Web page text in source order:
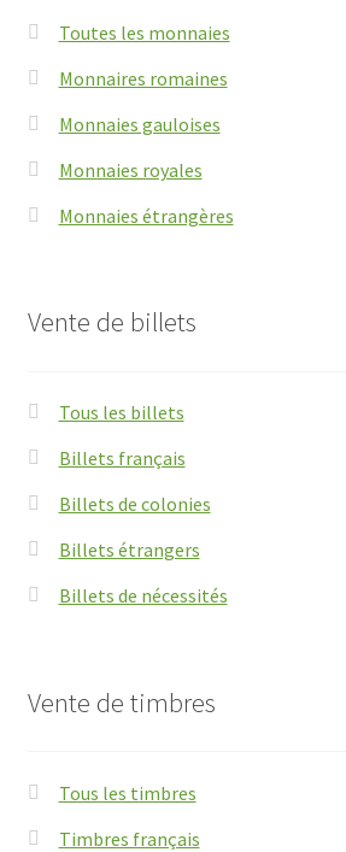
Toutes les monnaies
Monnaires romaines
Monnaies gauloises
Monnaies royales
Monnaies étrangères
Vente de billets
Tous les billets
Billets français
Billets de colonies
Billets étrangers
Billets de nécessités
Vente de timbres
Tous les timbres
Timbres français